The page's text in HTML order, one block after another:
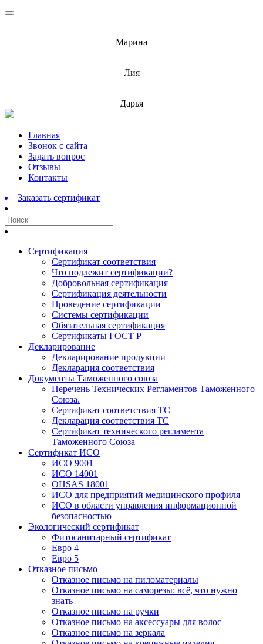
Марина
Лия
Дарья
Перейти
содержимому
Главная
Звонок с сайта
Задать вопрос
Отзывы
Контакты
Заказать сертификат
Сертификация
Сертификат соответствия
Что подлежит сертификации?
Добровольная сертификация
Сертификация деятельности
Проведение сертификации
Системы сертификации
Обязательная сертификация
Сертификаты ГОСТ Р
Декларирование
Декларирование продукции
Декларация соответствия
Документы Таможенного союза
Перечень Технических Регламентов Таможенного
Союза.
Сертификат соответствия ТС
Декларация соответствия ТС
Сертификат технического регламента
Таможенного Союза
Сертификат ИСО
ИСО 9001
ИСО 14001
OHSAS 18001
ИСО для предприятий медицинского профиля
ИСО в области управления информационной
безопасностью
Экологический сертификат
Фитосанитарный сертификат
Евро 4
Евро 5
Отказное письмо
Отказное письмо на пиломатериалы
Отказное письмо на саморезы: всё, что нужно
знать
Отказное письмо на ручки
Отказное письмо на аксессуары для волос
Отказное письмо на зеркала